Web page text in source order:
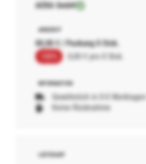
AERA GmbH
00,00 € / Packung 0 Stck.
0,00 € pro 0 Stck.
Gewöhnlich in 0-0 Werktagen
Keine Rücknahme